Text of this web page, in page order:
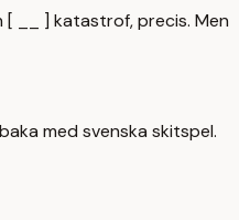
[ __ ] katastrof, precis. Men
med svenska skitspel.